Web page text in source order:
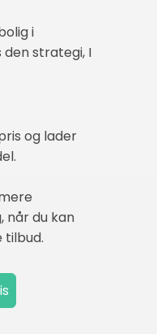
i
strategi, I
og lader
når du kan